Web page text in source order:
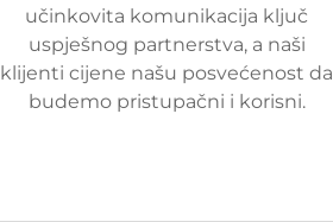
učinkovita komunikacija ključ
uspješnog partnerstva, a naši
klijenti cijene našu posvećenost da
budemo pristupačni i korisni.